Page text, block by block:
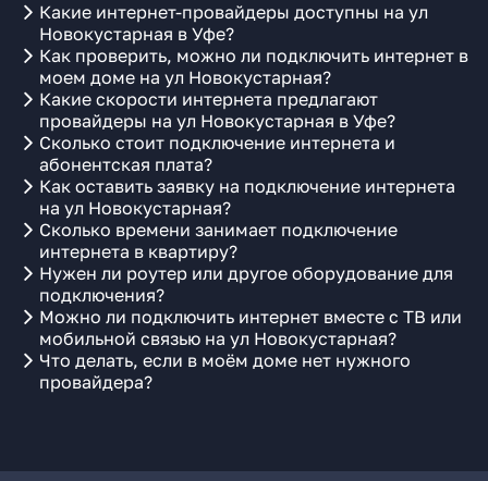
Какие интернет-провайдеры доступны на ул
Новокустарная в Уфе?
Как проверить, можно ли подключить интернет в
моем доме на ул Новокустарная?
Какие скорости интернета предлагают
провайдеры на ул Новокустарная в Уфе?
Сколько стоит подключение интернета и
абонентская плата?
Как оставить заявку на подключение интернета
на ул Новокустарная?
Сколько времени занимает подключение
интернета в квартиру?
Нужен ли роутер или другое оборудование для
подключения?
Можно ли подключить интернет вместе с ТВ или
мобильной связью на ул Новокустарная?
Что делать, если в моём доме нет нужного
провайдера?